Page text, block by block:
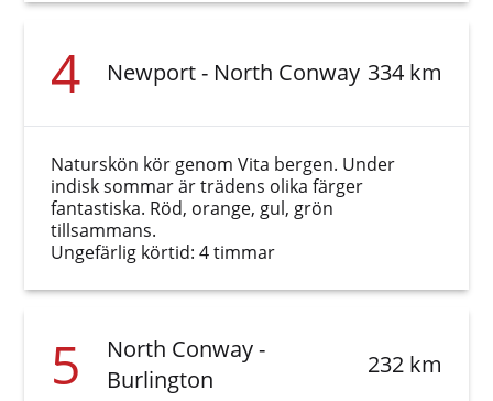
4 Newport - North Conway 334 km
Naturskön kör genom Vita bergen. Under
indisk sommar är trädens olika färger
fantastiska. Röd, orange, gul, grön
tillsammans.
Ungefärlig körtid: 4 timmar
5
North Conway -
Burlington
232 km